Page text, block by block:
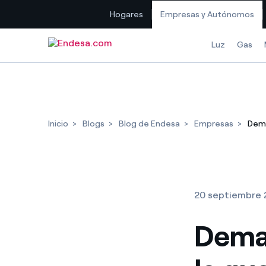
Hogares Empresas y Autónomos
Luz Gas
Inicio Blogs Blog de Endesa Empresas
20 septiembre